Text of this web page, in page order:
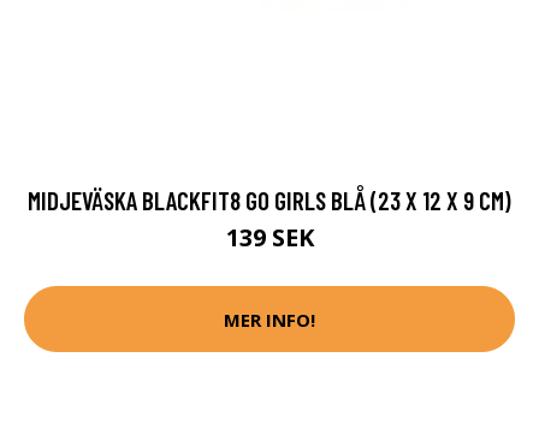
MIDJEVÄSKA BLACKFIT8 GO GIRLS BLÅ (23 X 12 X 9 CM)
139 SEK
MER INFO!